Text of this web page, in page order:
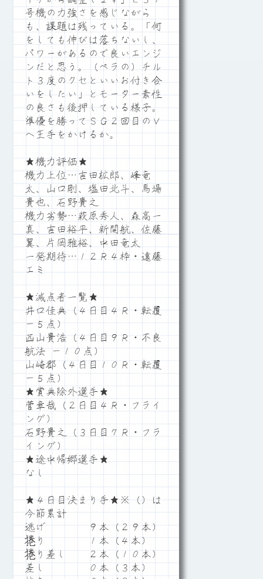
号機の力強さを感じながら
も、課題は残っている。「何
をしても伸びは落ちないし、
パワーがあるので良いエンジ
ンだと思う。（ペラの）チル
ト３度のクセといいお付き合
いをしたい」とモーター素性
の良さも後押している様子。
準優を勝ってＳＧ２回目のＶ
へ王手をかけるか。
★機力評価★
機力上位…吉田拡郎、峰竜
太、山口剛、塩田北斗、馬場
貴也、石野貴之
機力劣勢…萩原秀人、森高一
真、吉田裕平、新開航、佐藤
翼、片岡雅裕、中田竜太
一発期待…１２Ｒ４枠・遠藤
エミ
★減点者一覧★
井口佳典（４日目４Ｒ・転覆
－５点）
西山貴浩（４日目９Ｒ・不良
航法 －１０点）
山崎郡（４日目１０Ｒ・転覆
－５点）
★賞典除外選手★
菅章哉（２日目４Ｒ・フライ
ング）
石野貴之（３日目７Ｒ・フラ
イング）
★途中帰郷選手★
なし
★４日目決まり手★※（）は
今節累計
逃げ ９本（２９本）
捲り １本（４本）
捲り差し ２本（１０本）
差し ０本（３本）